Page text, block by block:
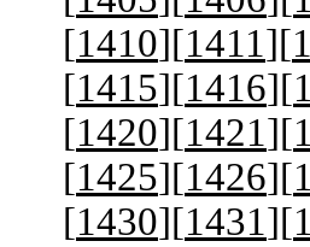
[1410][1411][
[1415][1416][
[1420][1421][
[1425][1426][
[1430][1431][